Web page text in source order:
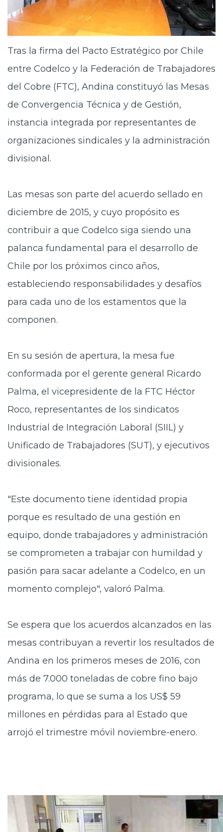
Tras la firma del Pacto Estratégico por Chile
entre Codelco y la Federación de Trabajadores
del Cobre (FTC), Andina constituyó las Mesas
de Convergencia Técnica y de Gestión,
instancia integrada por representantes de
organizaciones sindicales y la administración
divisional.
Las mesas son parte del acuerdo sellado en
diciembre de 2015, y cuyo propósito es
contribuir a que Codelco siga siendo una
palanca fundamental para el desarrollo de
Chile por los próximos cinco años,
estableciendo responsabilidades y desafíos
para cada uno de los estamentos que la
componen.
En su sesión de apertura, la mesa fue
conformada por el gerente general Ricardo
Palma, el vicepresidente de la FTC Héctor
Roco, representantes de los sindicatos
Industrial de Integración Laboral (SIIL) y
Unificado de Trabajadores (SUT), y ejecutivos
divisionales.
"Este documento tiene identidad propia
porque es resultado de una gestión en
equipo, donde trabajadores y administración
se comprometen a trabajar con humildad y
pasión para sacar adelante a Codelco, en un
momento complejo", valoró Palma.
Se espera que los acuerdos alcanzados en las
mesas contribuyan a revertir los resultados de
Andina en los primeros meses de 2016, con
más de 7.000 toneladas de cobre fino bajo
programa, lo que se suma a los US$ 59
millones en pérdidas para al Estado que
arrojó el trimestre móvil noviembre-enero.